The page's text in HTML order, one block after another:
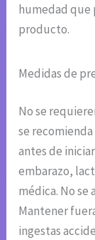
humedad que
producto.
Medidas de
No se
se
antes de
embarazo,
médica. No se
Mantener
ingestas